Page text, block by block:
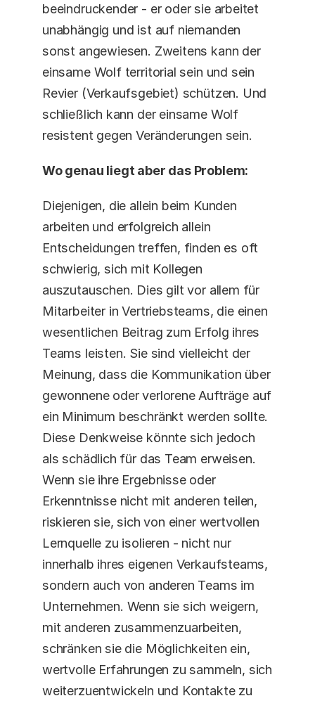
beeindruckender - er oder sie arbeitet
unabhängig und ist auf niemanden
sonst angewiesen. Zweitens kann der
einsame Wolf territorial sein und sein
Revier (Verkaufsgebiet) schützen. Und
schließlich kann der einsame Wolf
resistent gegen Veränderungen sein.
Wo genau liegt aber das Problem:
Diejenigen, die allein beim Kunden
arbeiten und erfolgreich allein
Entscheidungen treffen, finden es oft
schwierig, sich mit Kollegen
auszutauschen. Dies gilt vor allem für
Mitarbeiter in Vertriebsteams, die einen
wesentlichen Beitrag zum Erfolg ihres
Teams leisten. Sie sind vielleicht der
Meinung, dass die Kommunikation über
gewonnene oder verlorene Aufträge auf
ein Minimum beschränkt werden sollte.
Diese Denkweise könnte sich jedoch
als schädlich für das Team erweisen.
Wenn sie ihre Ergebnisse oder
Erkenntnisse nicht mit anderen teilen,
riskieren sie, sich von einer wertvollen
Lernquelle zu isolieren - nicht nur
innerhalb ihres eigenen Verkaufsteams,
sondern auch von anderen Teams im
Unternehmen. Wenn sie sich weigern,
mit anderen zusammenzuarbeiten,
schränken sie die Möglichkeiten ein,
wertvolle Erfahrungen zu sammeln, sich
weiterzuentwickeln und Kontakte zu